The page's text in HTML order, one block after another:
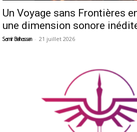
Un Voyage sans Frontières
une dimension sonore
Samir Belhassen - 21 juillet 2026